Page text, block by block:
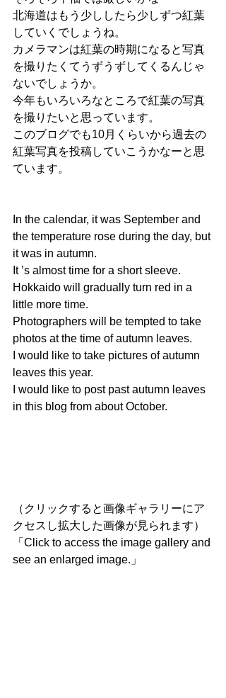
北海道はもう少ししたら少しずつ紅葉
していくでしょうね。
カメラマンは紅葉の時期になると写真
を撮りたくてうずうずしてくるんじゃ
ないでしょうか。
今年もいろいろなところで紅葉の写真
を撮りたいと思っています。
このブログでも10月くらいから過去の
紅葉写真を投稿していこうかなーと思
ています。
In the calendar, it was September and
the temperature rose during the day, but
it was in autumn.
It ’s almost time for a short sleeve.
Hokkaido will gradually turn red in a
little more time.
Photographers will be tempted to take
photos at the time of autumn leaves.
I would like to take pictures of autumn
leaves this year.
I would like to post past autumn leaves
in this blog from about October.
（クリックすると画像ギャラリーにア
クセスし拡大した画像が見られます）
「Click to access the image gallery and
see an enlarged image.」